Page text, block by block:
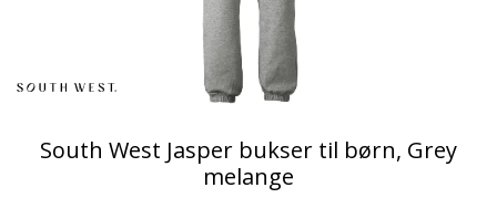
South West Jasper bukser til børn, Grey
melange